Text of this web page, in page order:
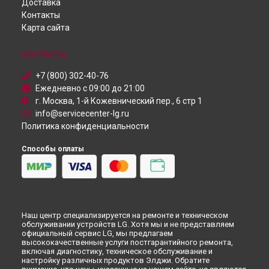
Ремонт сушильной машины DC90V5V9S LG в
Ремонт сушильной машины DC90V5V9S LG в
Ремонт сушильной машины DC90V5V9S LG в
Ремонт сушильной машины DC90V5V9S LG в
Ремонт сушильной машины DC90V5V9S LG в
Петербурге
Проектор
Посудомоечная машина
Монитор
Кондиционер
Доставка
Контакты
Карта сайта
КОНТАКТЫ
+7 (800) 302-40-76
Ежедневно с 09:00 до 21:00
г. Москва, 1-й Кожевнический пер., 6 стр 1
info@servicecenter-lg.ru
Политика конфиденциальности
Способы оплаты
Наш центр специализируется на ремонте и техническом
обслуживании устройств LG. Хотя мы и не представляем
официальный сервис LG, мы предлагаем
высококачественные услуги постгарантийного ремонта,
включая диагностику, техническое обслуживание и
настройку различных продуктов Элджи. Обратите